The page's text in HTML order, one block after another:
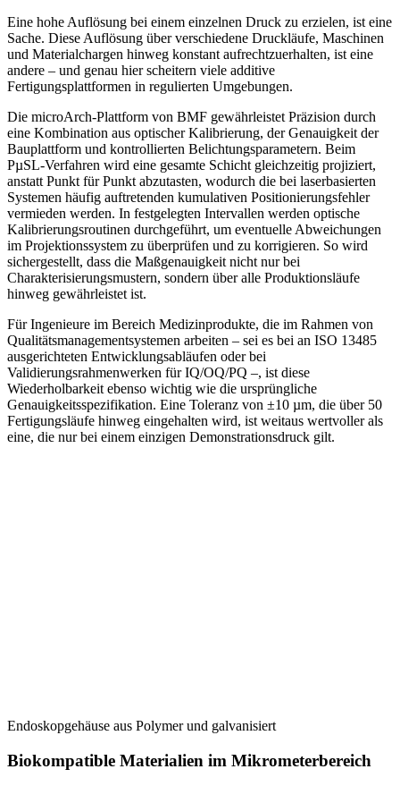
Eine hohe Auflösung bei einem einzelnen Druck zu erzielen, ist eine
Sache. Diese Auflösung über verschiedene Druckläufe, Maschinen
und Materialchargen hinweg konstant aufrechtzuerhalten, ist eine
andere – und genau hier scheitern viele additive
Fertigungsplattformen in regulierten Umgebungen.
Die microArch-Plattform von BMF gewährleistet Präzision durch
eine Kombination aus optischer Kalibrierung, der Genauigkeit der
Bauplattform und kontrollierten Belichtungsparametern. Beim
PµSL-Verfahren wird eine gesamte Schicht gleichzeitig projiziert,
anstatt Punkt für Punkt abzutasten, wodurch die bei laserbasierten
Systemen häufig auftretenden kumulativen Positionierungsfehler
vermieden werden. In festgelegten Intervallen werden optische
Kalibrierungsroutinen durchgeführt, um eventuelle Abweichungen
im Projektionssystem zu überprüfen und zu korrigieren. So wird
sichergestellt, dass die Maßgenauigkeit nicht nur bei
Charakterisierungsmustern, sondern über alle Produktionsläufe
hinweg gewährleistet ist.
Für Ingenieure im Bereich Medizinprodukte, die im Rahmen von
Qualitätsmanagementsystemen arbeiten – sei es bei an ISO 13485
ausgerichteten Entwicklungsabläufen oder bei
Validierungsrahmenwerken für IQ/OQ/PQ –, ist diese
Wiederholbarkeit ebenso wichtig wie die ursprüngliche
Genauigkeitsspezifikation. Eine Toleranz von ±10 µm, die über 50
Fertigungsläufe hinweg eingehalten wird, ist weitaus wertvoller als
eine, die nur bei einem einzigen Demonstrationsdruck gilt.
Endoskopgehäuse aus Polymer und galvanisiert
Biokompatible Materialien im Mikrometerbereich